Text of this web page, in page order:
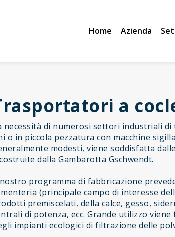
Home Azienda
a
necessità di numerosi settori industriali
o in piccola pezzatura con macchine
modesti, viene soddisfatta
dalla Gambarotta Gschwendt.
programma di fabbricazione
(principale campo di interesse
premiscelati, della calce, gesso,
di potenza, ecc. Grande utilizzo
impianti ecologici di filtrazione delle